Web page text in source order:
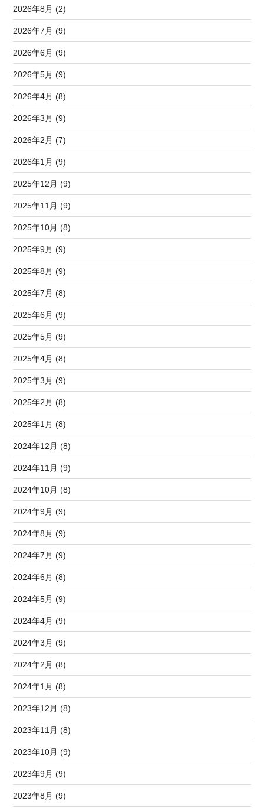
2026年8月 (2)
2026年7月 (9)
2026年6月 (9)
2026年5月 (9)
2026年4月 (8)
2026年3月 (9)
2026年2月 (7)
2026年1月 (9)
2025年12月 (9)
2025年11月 (9)
2025年10月 (8)
2025年9月 (9)
2025年8月 (9)
2025年7月 (8)
2025年6月 (9)
2025年5月 (9)
2025年4月 (8)
2025年3月 (9)
2025年2月 (8)
2025年1月 (8)
2024年12月 (8)
2024年11月 (9)
2024年10月 (8)
2024年9月 (9)
2024年8月 (9)
2024年7月 (9)
2024年6月 (8)
2024年5月 (9)
2024年4月 (9)
2024年3月 (9)
2024年2月 (8)
2024年1月 (8)
2023年12月 (8)
2023年11月 (8)
2023年10月 (9)
2023年9月 (9)
2023年8月 (9)